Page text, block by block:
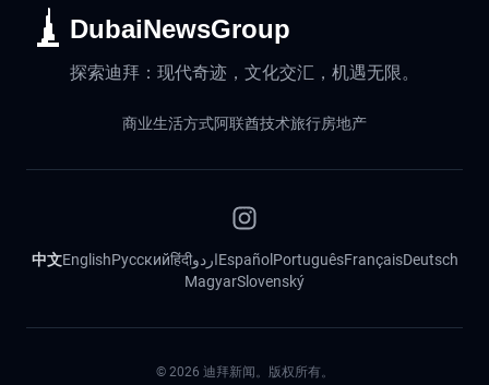
DubaiNewsGroup
探索迪拜：现代奇迹，文化交汇，机遇无限。
商业生活方式阿联酋技术旅行房地产
中文EnglishРусскийहिंदीاردوEspañol PortuguêsFrançaisDeutsch
MagyarSlovenský
© 2026 迪拜新闻。版权所有。